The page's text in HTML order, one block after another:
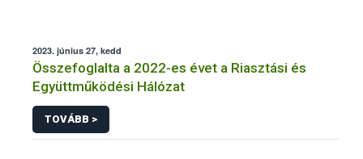
2023. június 27, kedd
Összefoglalta a 2022-es évet a Riasztási és
Együttműködési Hálózat
TOVÁBB >